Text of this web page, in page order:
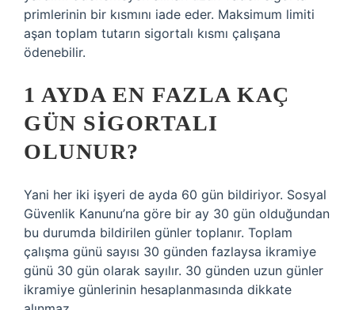
primlerinin bir kısmını iade eder. Maksimum limiti
aşan toplam tutarın sigortalı kısmı çalışana
ödenebilir.
1 AYDA EN FAZLA KAÇ
GÜN SIGORTALI
OLUNUR?
Yani her iki işyeri de ayda 60 gün bildiriyor. Sosyal
Güvenlik Kanunu’na göre bir ay 30 gün olduğundan
bu durumda bildirilen günler toplanır. Toplam
çalışma günü sayısı 30 günden fazlaysa ikramiye
günü 30 gün olarak sayılır. 30 günden uzun günler
ikramiye günlerinin hesaplanmasında dikkate